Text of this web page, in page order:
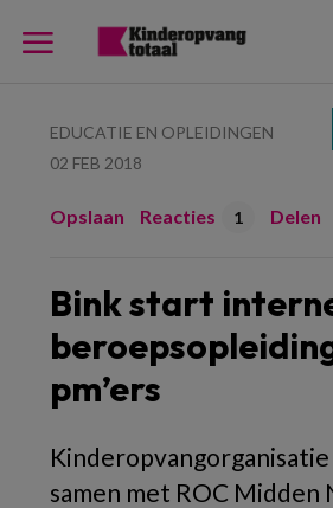
EDUCATIE EN OPLEIDINGEN
02 FEB 2018
Opslaan Reacties 1 Delen
Bink start
pm’ers
Kinderopvangorganisatie
samen met ROC Midden